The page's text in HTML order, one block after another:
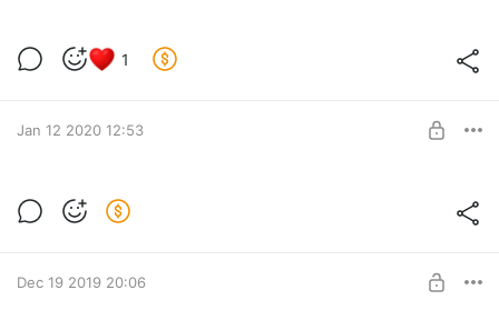
1
Jan 12 2020 12:53
действительности — 12 — «Мост
Dec 19 2019 20:06